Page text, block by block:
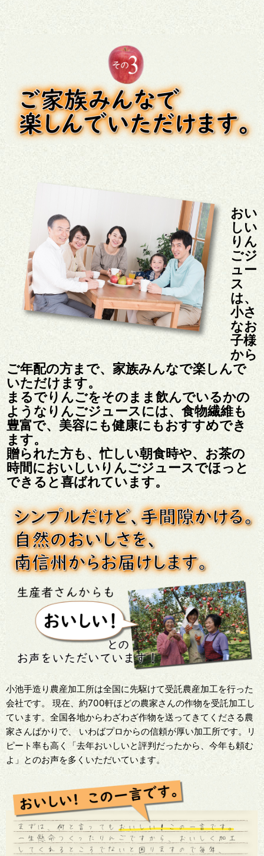
おい
しい
りん
ごジ
ュー
ス
は、
小さ
なお
子様
から
ご年配の方まで、家族みんなで楽しんで
いただけます。
まるでりんごをそのまま飲んでいるかの
ようなりんごジュースには、食物繊維も
豊富で、美容にも健康にもおすすめでき
ます。
贈られた方も、忙しい朝食時や、お茶の
時間においしいりんごジュースでほっと
できると喜ばれています。
小池手造り農産加工所は全国に先駆けて受託農産加工を行った
会社です。 現在、約700軒ほどの農家さんの作物を受託加工し
ています。全国各地からわざわざ作物を送ってきてくださる農
家さんばかりで、 いわばプロからの信頼が厚い加工所です。リ
ピート率も高く「去年おいしいと評判だったから、今年も頼む
よ」とのお声を多くいただいています。